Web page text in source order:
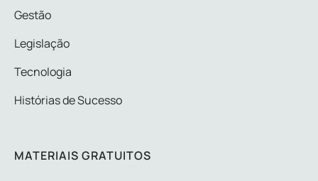
Gestão
Legislação
Tecnologia
Histórias de Sucesso
MATERIAIS GRATUITOS